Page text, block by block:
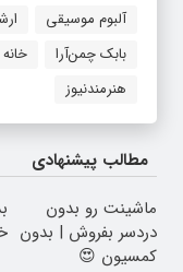
آلبوم موسیقی
بابک چمن‌آرا
هنرمندنیوز
مطالب پیشنهادی
ماشینت رو بدون
دردسر بفروش | بدون
کمسیون 😍